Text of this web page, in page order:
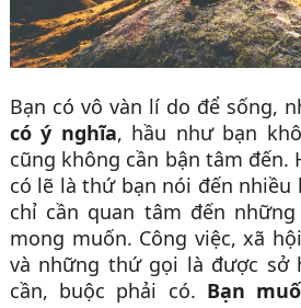
Bạn có vô vàn lí do để sống,
có ý nghĩa, hầu như bạn
cũng không cần bận tâm đến.
có lẽ là thứ bạn nói đến nhiều
chỉ cần quan tâm đến
mong muốn. Công việc, xã
và những thứ gọi là được sở
cần, buộc phải có. Bạn